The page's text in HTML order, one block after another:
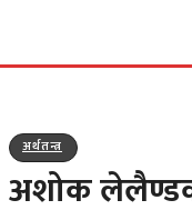
अर्थतन्त्र
अशोक